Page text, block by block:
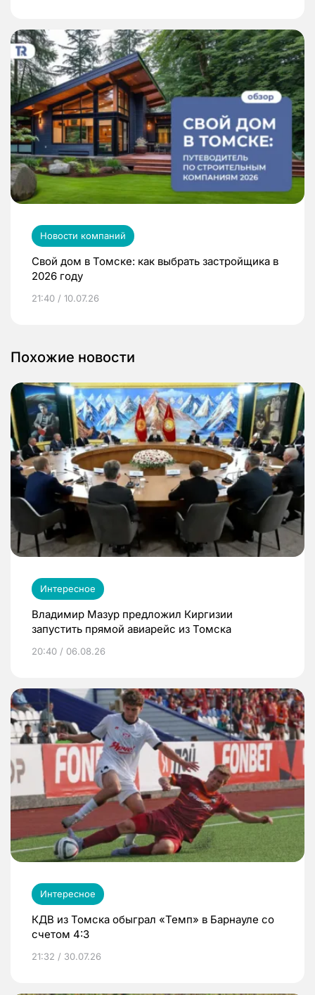
Новости компаний
Свой дом в Томске: как выбрать застройщика в
2026 году
21:40 / 10.07.26
Похожие новости
Интересное
Владимир Мазур предложил Киргизии
запустить прямой авиарейс из Томска
20:40 / 06.08.26
Интересное
КДВ из Томска обыграл «Темп» в Барнауле со
счетом 4:3
21:32 / 30.07.26